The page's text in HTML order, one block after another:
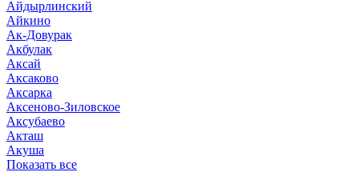
Айдырлинский
Айкино
Ак-Довурак
Акбулак
Аксай
Аксаково
Аксарка
Аксеново-Зиловское
Аксубаево
Акташ
Акуша
Показать все